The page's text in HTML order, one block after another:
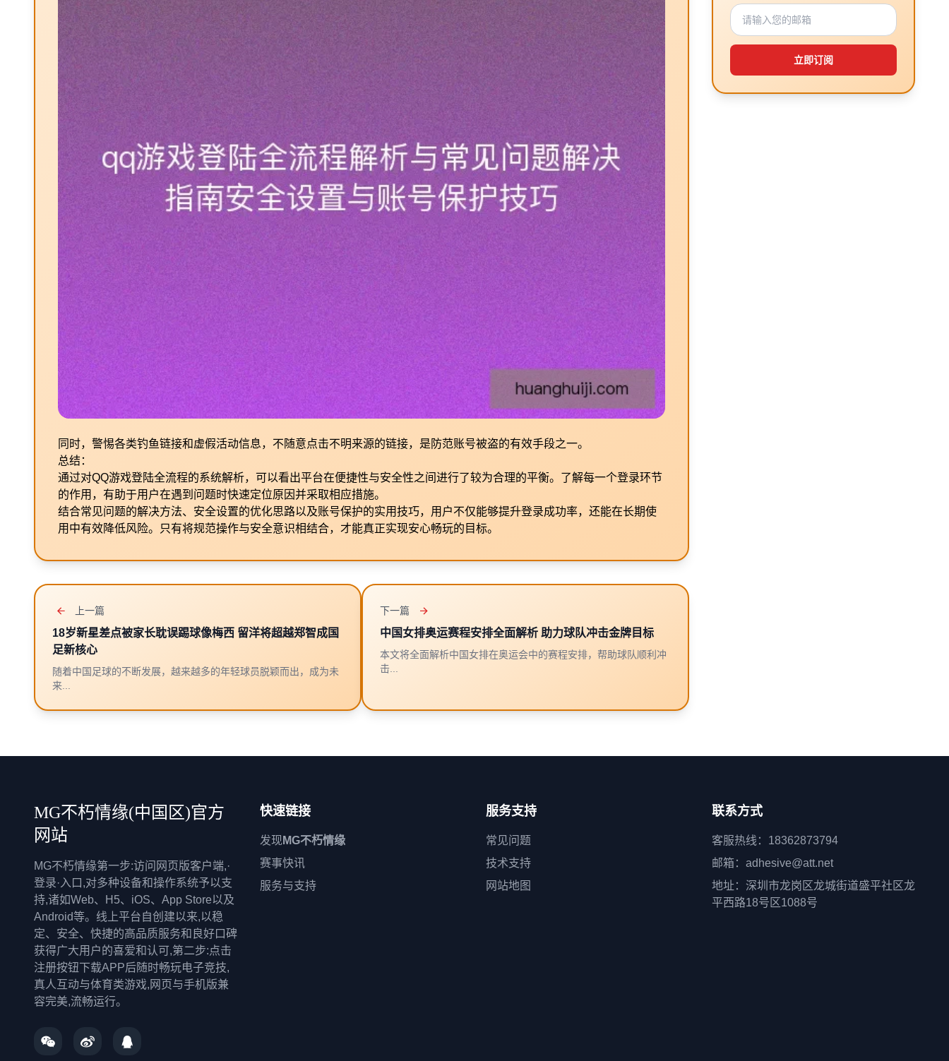
同时，警惕各类钓鱼链接和虚假活动信息，不随意点击不明来源的链接，是防范账号被盗的有效手段之一。
总结：
通过对QQ游戏登陆全流程的系统解析，可以看出平台在便捷性与安全性之间进行了较为合理的平衡。了解每一个登录环节
的作用，有助于用户在遇到问题时快速定位原因并采取相应措施。
结合常见问题的解决方法、安全设置的优化思路以及账号保护的实用技巧，用户不仅能够提升登录成功率，还能在长期使
用中有效降低风险。只有将规范操作与安全意识相结合，才能真正实现安心畅玩的目标。
上一篇
18岁新星差点被家长耽误踢球像梅西 留洋将超越郑智成国
足新核心
随着中国足球的不断发展，越来越多的年轻球员脱颖而出，成为未
来...
下一篇
中国女排奥运赛程安排全面解析 助力球队冲击金牌目标
本文将全面解析中国女排在奥运会中的赛程安排，帮助球队顺利冲
击...
立即订阅
MG不朽情缘(中国区)官方
网站
MG不朽情缘第一步:访问网页版客户端,·
登录·入口,对多种设备和操作系统予以支
持,诸如Web、H5、iOS、App Store以及
Android等。线上平台自创建以来,以稳
定、安全、快捷的高品质服务和良好口碑
获得广大用户的喜爱和认可,第二步:点击
注册按钮下载APP后随时畅玩电子竞技,
真人互动与体育类游戏,网页与手机版兼
容完美,流畅运行。
快速链接
发现MG不朽情缘
赛事快讯
服务与支持
服务支持
常见问题
技术支持
网站地图
联系方式
客服热线：18362873794
邮箱：adhesive@att.net
地址：深圳市龙岗区龙城街道盛平社区龙
平西路18号区1088号